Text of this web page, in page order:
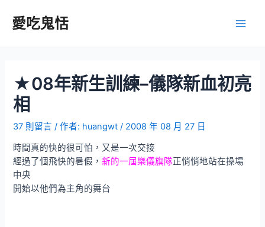
愛吃鬼恬
★08年新生訓練–儀隊新血初亮
相
37 則留言 / 作者: huangwt/ 2008 年 08 月 27 日
時間真的快的很可怕，又是一次交接
經過了個飛快的暑假，新的一屆樂儀旗隊正悄悄地站在操場
中央
開始以他們為主角的舞台